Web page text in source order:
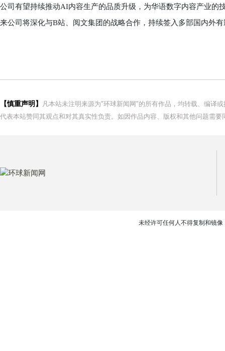
公司有望持续推动AI内容生产的品质升级，为华语数字内容产业的
来公司将深化与B站、阅文集团的战略合作，持续签入多部国内外
【慎重声明】
凡本站未注明来源为"环球新闻网"的所有作品，均转载、编译
代表本站赞同其观点和对其真实性负责。如因作品内容、版权和其他问题需
未经许可任何人不得复制和镜